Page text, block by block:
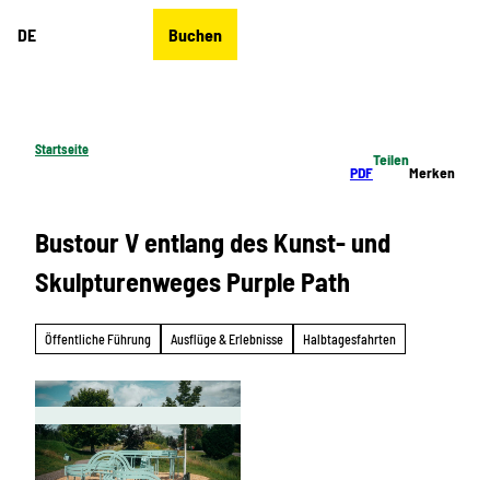
DE Buchen
Startseite
PDF
Teilen
Merken
Bustour V entlang des Kunst- und
Skulpturenweges Purple Path
Öffentliche Führung Ausflüge & Erlebnisse Halbtagesfahrten